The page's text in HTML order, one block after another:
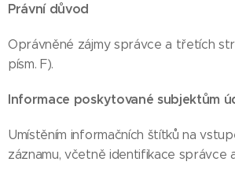
Právní důvod
Oprávněné zájmy správce a třetích
písm. F).
Informace poskytované subjektům
Umístěním informačních štítků na
záznamu, včetně identifikace správce